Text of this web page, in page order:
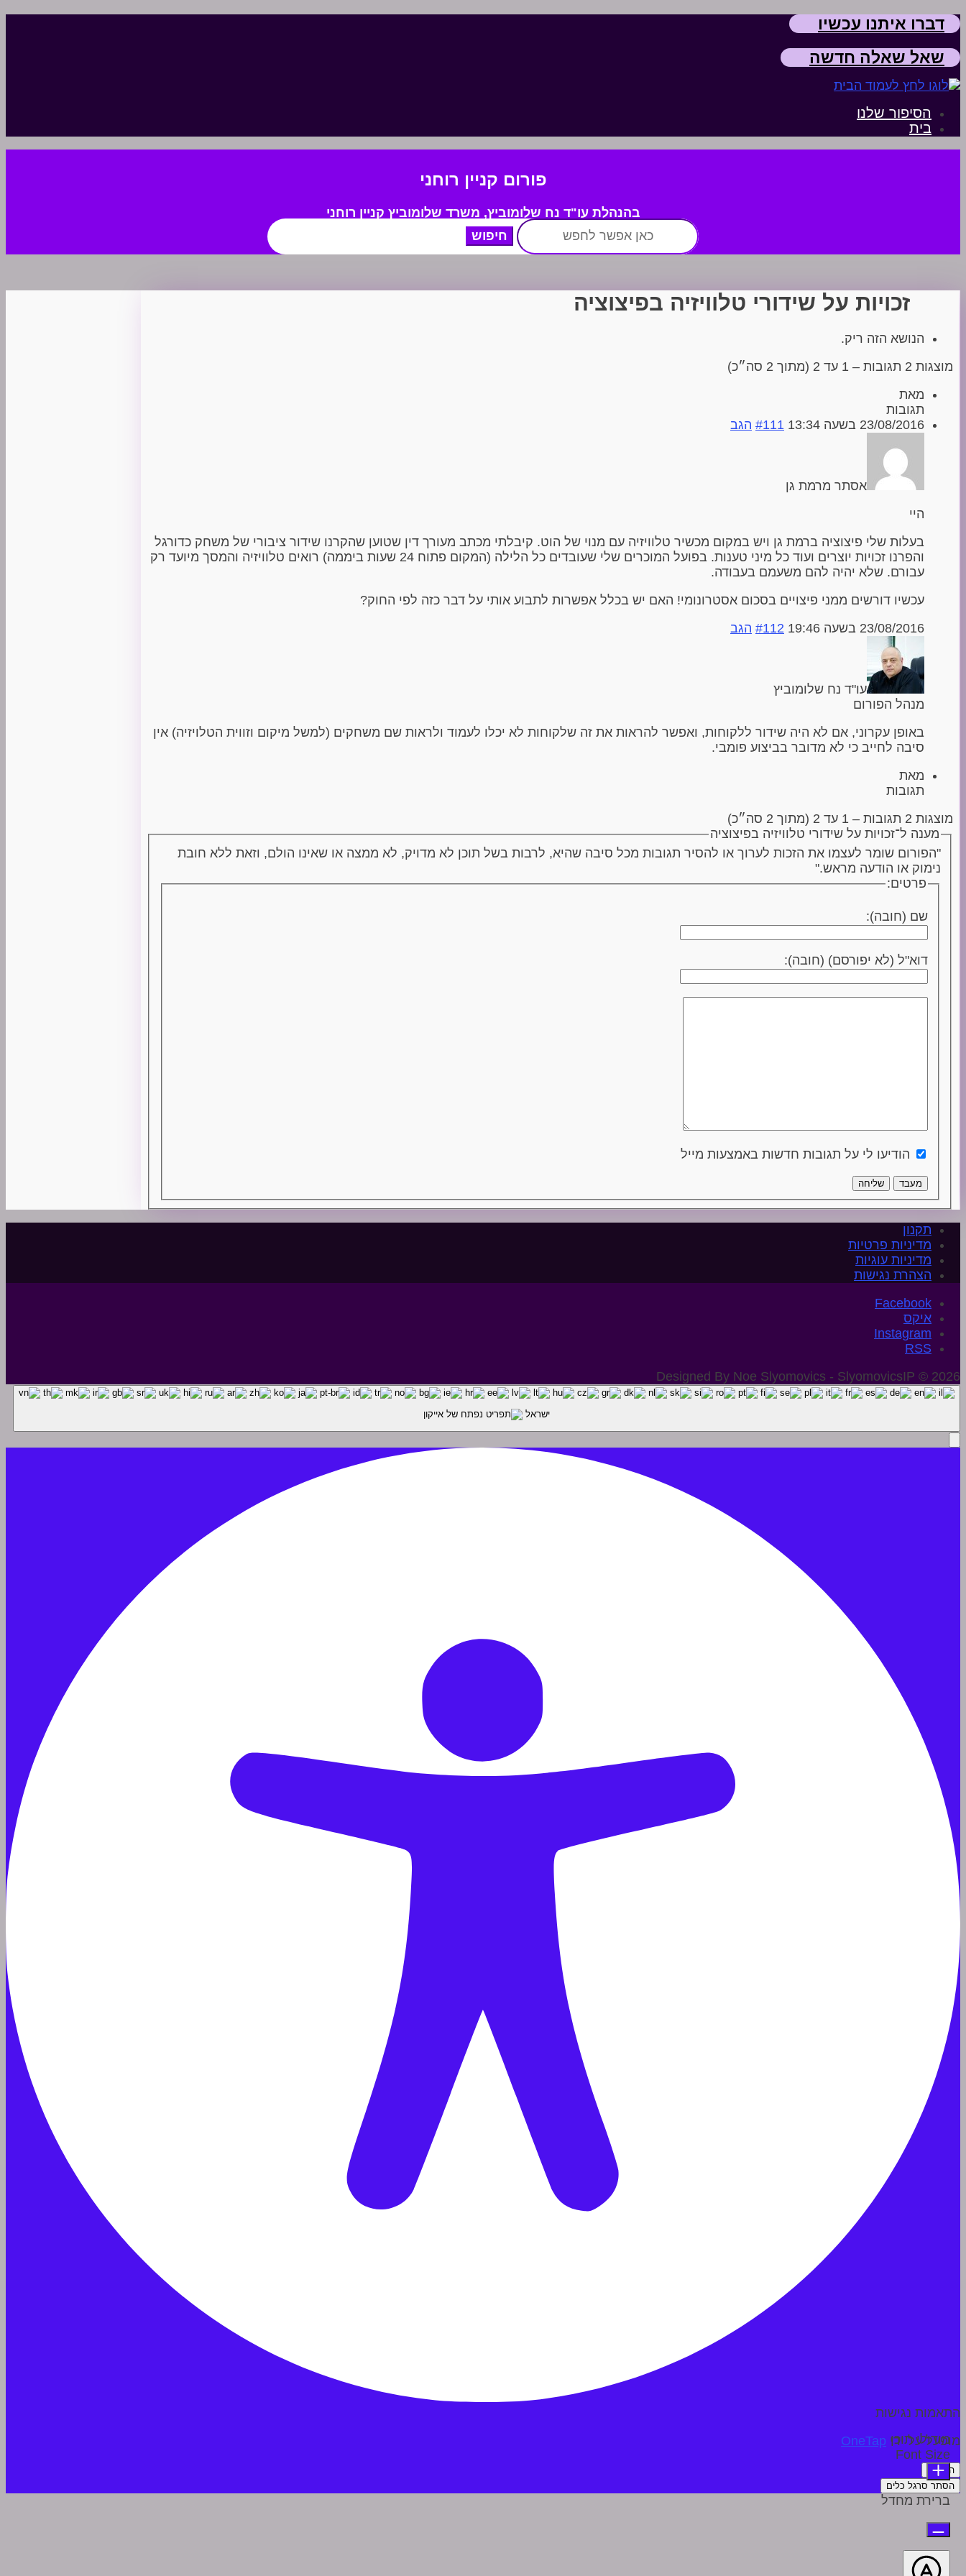
דברו איתנו עכשיו
שאל שאלה חדשה
הסיפור שלנו
בית
פורום קניין רוחני
בהנהלת עו"ד נח שלומוביץ, משרד שלומוביץ קניין רוחני
חפש:
זכויות על שידורי טלוויזיה בפיצוציה
הנושא הזה ריק.
מוצגות 2 תגובות – 1 עד 2 (מתוך 2 סה״כ)
מאת
תגובות
23/08/2016 בשעה 13:34
#111 הגב
אסתר מרמת גן
היי
בעלות שלי פיצוציה ברמת גן ויש במקום מכשיר טלוויזיה עם מנוי של הוט. קיבלתי מכתב מעורך דין שטוען שהקרנו שידור ציבורי של משחק כדורגל
והפרנו זכויות יוצרים ועוד כל מיני טענות. בפועל המוכרים שלי שעובדים כל הלילה (המקום פתוח 24 שעות ביממה) רואים טלוויזיה והמסך מיועד רק
עבורם. שלא יהיה להם משעמם בעבודה.
עכשיו דורשים ממני פיצויים בסכום אסטרונומי! האם יש בכלל אפשרות לתבוע אותי על דבר כזה לפי החוק?
23/08/2016 בשעה 19:46
#112 הגב
עו"ד נח שלומוביץ
מנהל הפורום
באופן עקרוני, אם לא היה שידור ללקוחות, ואפשר להראות את זה שלקוחות לא יכלו לעמוד ולראות שם משחקים (למשל מיקום וזווית הטלויזיה) אין
סיבה לחייב כי לא מדובר בביצוע פומבי.
מאת
תגובות
מוצגות 2 תגובות – 1 עד 2 (מתוך 2 סה״כ)
מענה ל־זכויות על שידורי טלוויזיה בפיצוציה
"הפורום שומר לעצמו את הזכות לערוך או להסיר תגובות מכל סיבה שהיא, לרבות בשל תוכן לא מדויק, לא ממצה או שאינו הולם, וזאת ללא חובת
נימוק או הודעה מראש."
פרטים:
שם (חובה):
דוא"ל (לא יפורסם) (חובה):
הודיעו לי על תגובות חדשות באמצעות מייל
מעבד שליחה
תקנון
מדיניות פרטיות
מדיניות עוגיות
הצהרת נגישות
איקס
Instagram
Designed By Noe Slyomovics - SlyomovicsIP © 2026
ישראל
התאמות נגישות
מופעל על ידי OneTap
הצהרה
הסתר סרגל כלים
מודולי תוכן
Font Size
ברירת מחדל